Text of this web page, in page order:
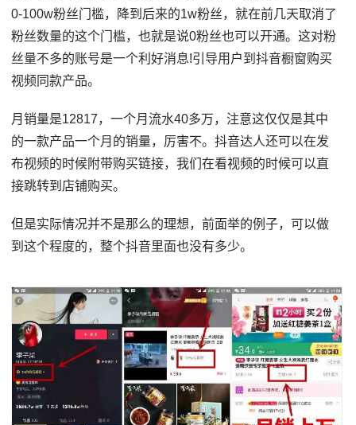
0-100w粉丝门槛，降到后来的1w粉丝，就在前几天取消了
粉丝数量的这个门槛，也就是说0粉丝也可以开通。这对粉
丝量不多的账号是一个利好消息!引导用户到抖音橱窗购买
视频同款产品。
月销量是12817，一个月流水40多万，注意这仅仅是其中
的一款产品一个月的销量，厉害不。抖音达人还可以在发
布视频的时候附带购买链接，我们在看视频的时候可以直
接跳转到店铺购买。
但是实际情况并不是那么的理想，前面举的例子，可以做
到这个程度的，整个抖音里面也没有多少。